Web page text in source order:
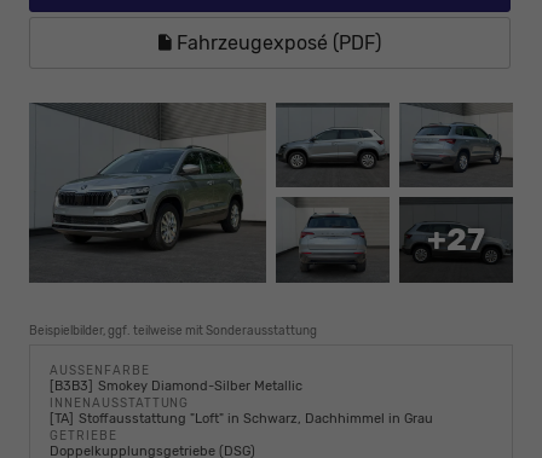
Fahrzeugexposé (PDF)
+27
Beispielbilder, ggf. teilweise mit Sonderausstattung
AUSSENFARBE
B3B3 Smokey Diamond-Silber Metallic
INNENAUSSTATTUNG
TA Stoffausstattung "Loft" in Schwarz, Dachhimmel in Grau
GETRIEBE
Doppelkupplungsgetriebe (DSG)